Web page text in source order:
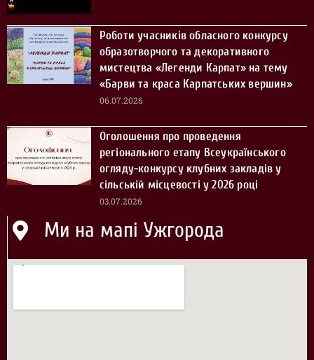
Роботи учасників обласного конкурсу
образотворчого та декоративного
мистецтва «Легенди Карпат» на тему
«Барви та краса Карпатських вершин»
06.07.2026
Оголошення про проведення
регіонального етапу Всеукраїнського
огляду-конкурсу клубних закладів у
сільській місцевості у 2026 році
03.07.2026
Ми на мапі Ужгорода